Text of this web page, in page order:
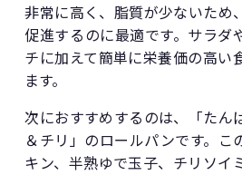
非常に高く、脂質が少ないため
促進するのに最適です。サラダ
チに加えて簡単に栄養価の高い
ます。
次におすすめするのは、「たん
＆チリ」のロールパンです。こ
キン、半熟ゆで玉子、チリソイ